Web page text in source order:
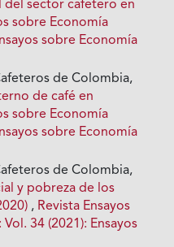
del sector cafetero en
sobre Economía
sobre Economía
de Colombia,
de café en
sobre Economía
sobre Economía
de Colombia,
y pobreza de los
, Revista Ensayos
34 (2021): Ensayos